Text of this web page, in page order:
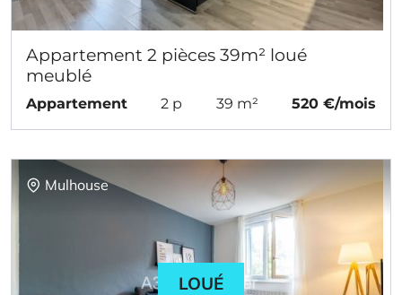
Appartement 2 pièces 39m² loué
meublé
Appartement 2 p 39 m² 520 €/mois
Mulhouse
LOUÉ